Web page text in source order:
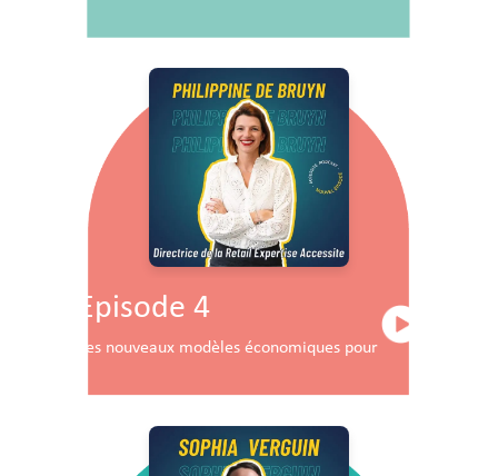
Episode 4
Les nouveaux modèles économiques pour les centres